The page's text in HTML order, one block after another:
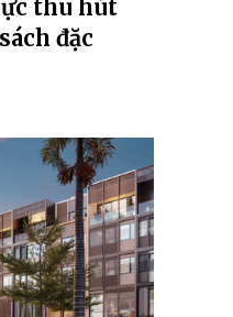
thu hút
đặc